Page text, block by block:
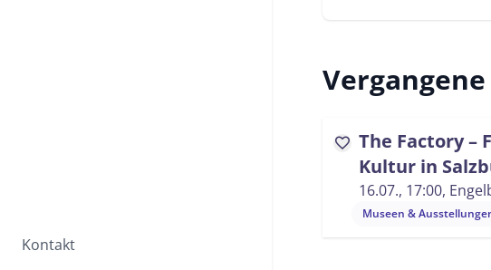
Kontakt
favorite The Factory –
Kultur in
16.07., 17:00,
Museen &